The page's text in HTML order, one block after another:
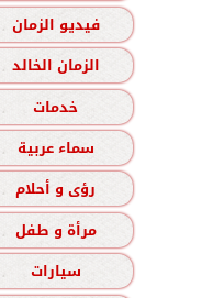
فيديو الزمان
الزمان الخالد
خدمات
سماء عربية
رؤى و أحلام
مرأة و طفل
سيارات